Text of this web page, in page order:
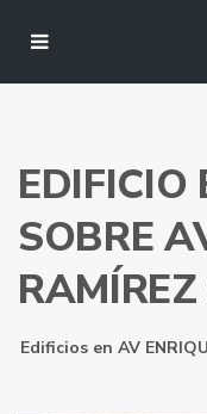
EDIFICIO
SOBRE
Edificios en AV